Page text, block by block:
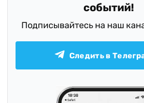
событий!
Подписывайтесь на наш
Следить в